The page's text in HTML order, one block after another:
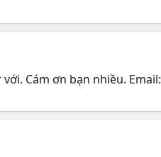
Cám ơn bạn nhiều. Email: